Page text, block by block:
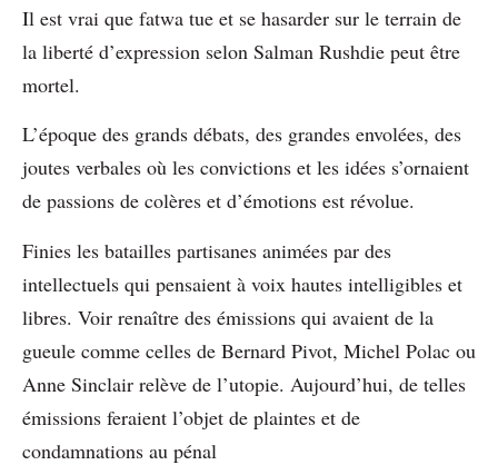
Il est vrai que fatwa tue et se hasarder sur le terrain de
la liberté d’expression selon Salman Rushdie peut être
mortel.
L’époque des grands débats, des grandes envolées, des
joutes verbales où les convictions et les idées s’ornaient
de passions de colères et d’émotions est révolue.
Finies les batailles partisanes animées par des
intellectuels qui pensaient à voix hautes intelligibles et
libres. Voir renaître des émissions qui avaient de la
gueule comme celles de Bernard Pivot, Michel Polac ou
Anne Sinclair relève de l’utopie. Aujourd’hui, de telles
émissions feraient l’objet de plaintes et de
condamnations au pénal